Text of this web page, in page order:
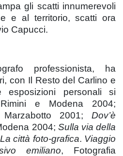
gli scatti innumerevoli
e al territorio, scatti ora
Capucci.
professionista, ha
con Il Resto del Carlino e
personali si
e Modena 2004;
2001; Dov’è
2004; Sulla via della
La città foto-grafica. Viaggio
emiliano, Fotografia